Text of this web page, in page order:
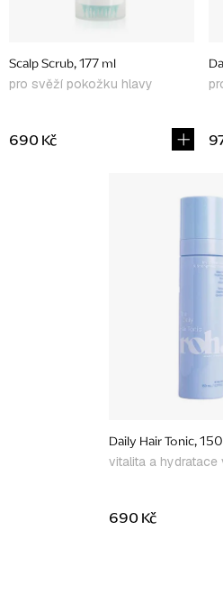
u
k
ů
Scalp Scrub, 177 ml
pro svěží pokožku hlavy
690 Kč
Daily Hair Tonic,
vitalita a hydratace
690 Kč